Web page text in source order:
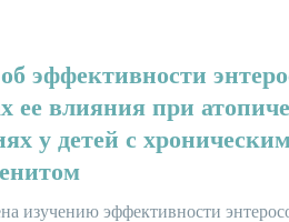
эффективности
ее влияния при
у детей с
изучению эффективности